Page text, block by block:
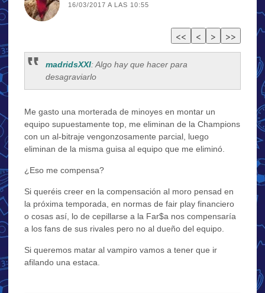
16/03/2017 A LAS 10:55
madridsXXI: Algo hay que hacer para
desagraviarlo
Me gasto una morterada de minoyes en montar un
equipo supuestamente top, me eliminan de la Champions
con un al-bitraje vengonzosamente parcial, luego
eliminan de la misma guisa al equipo que me eliminó.
¿Eso me compensa?
Si queréis creer en la compensación al moro pensad en
la próxima temporada, en normas de fair play financiero
o cosas así, lo de cepillarse a la Far$a nos compensaría
a los fans de sus rivales pero no al dueño del equipo.
Si queremos matar al vampiro vamos a tener que ir
afilando una estaca.